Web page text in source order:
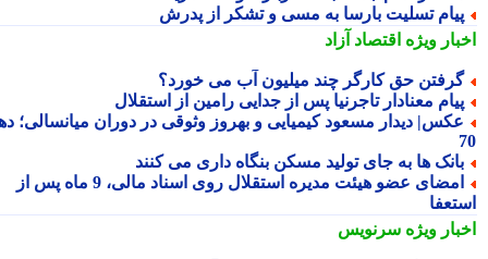
تسلیت بارسا به مسی و تشکر از پدرش
ویژهاقتصاد آزاد
حق کارگر چند میلیون آب می خورد؟
معنادار تاجرنیا پس از جدایی رامین از استقلال
دیدار مسعود کیمیایی و بهروز وثوقی در دوران میانسالی؛ دهه
ها به جای تولید مسکن بنگاه داری می کنند
امضای عضو هیئت مدیره استقلال روی اسناد مالی، 9 ماه پس از
ویژهسرنویس